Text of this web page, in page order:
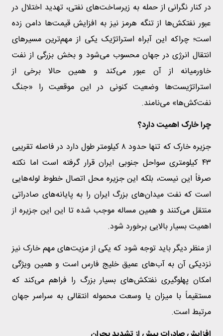
در کنار نگرانی از حمله به زیرساخت‌های نفتی، تهدید اختلال در
عبور نفتکش‌ها از تنگه هرمز نیز به افزایش قیمت‌ها دامن زده
است؛ چراکه این آبراه استراتژیک یکی از مهم‌ترین مسیرهای
انتقال انرژی در جهان محسوب می‌شود و بخش بزرگی از نفت
خاورمیانه از آن عبور می‌کند و همین حالا برخی از
استراتژیست‌ها وضعیت کنونی در این موقعیت را «جنگ
نفت‌کش‌ها» می‌نامند.
چرا خارک اهمیت دارد؟
جزیره خارک که تنها حدود ۸ کیلومتر طول دارد در فاصله تقریبی
۴۳ کیلومتری سواحل جنوبی ایران قرار گرفته است اما نکته
صرفاً این نیست، بلکه این جزیره محل اتصال خطوط لوله‌هایی
است که نفت میدان‌های بزرگ ایران را به پایانه‌های صادراتی
منتقل می‌کنند و همین مساله موجب شده تا این این جزیره از
اهمیت بسیار بالایی برخورد شود.
از منظر دیگر باید توجه شود که یکی از مزیت‌های مهم خارک نیز
نزدیکی آن به آب‌های عمیق خلیج فارس است و همین ویژگی‌
امکان پهلوگیری نفتکش‌های بسیار بزرگ را فراهم می‌کند که
مستقیماً با میزان یا وسعت محموله انتقالی به سراسر جهان
مرتبط است.